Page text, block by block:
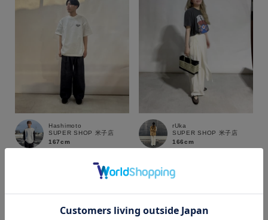
Hashimoto
SUPER SHOP 米子店
167cm
rUka
SUPER SHOP 米子店
166cm